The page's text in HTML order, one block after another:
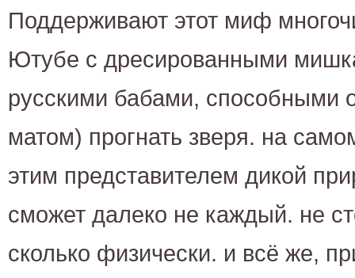
Поддерживают этот миф
Ютубе с дресированными
русскими бабами, способными
матом) прогнать зверя. на
этим представителем дикой
сможет далеко не каждый. не
сколько физически. и всё же,